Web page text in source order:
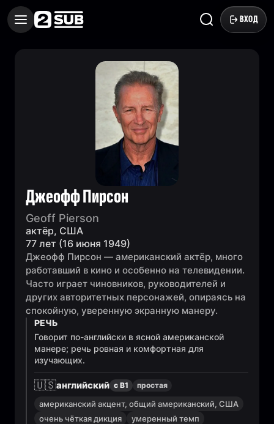
ВХОД
Джеофф Пирсон
Geoff Pierson
актёр, США
77 лет (16 июня 1949)
Джеофф Пирсон — американский актёр, много
работавший в кино и особенно на телевидении.
Часто играет чиновников, руководителей и
других авторитетных персонажей, опираясь на
спокойную, уверенную экранную манеру.
РЕЧЬ
Говорит по-английски в ясной американской
манере; речь ровная и комфортная для
изучающих.
🇺🇸английский с B1 простая
американский акцент, общий американский, США
очень чёткая дикция
умеренный темп